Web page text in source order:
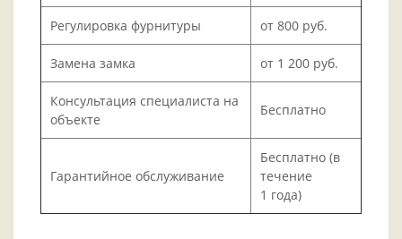
Регулировка фурнитуры от 800 руб.
Замена замка от 1 200 руб.
Консультация специалиста на
объекте
Бесплатно
Гарантийное обслуживание
Бесплатно (в
течение
1 года)